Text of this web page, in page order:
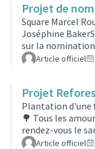
(janvier & avril
difficultés
quartier a
habitants et le …
Projet de
Square Marcel
Joséphine
sur la nomination
Jean au
de Marcel Roux
fils Georges
de Joséphine
ciel avec Jean-…
Article officiel
Projet
Plantation d'une
🌳 Tous les
rendez-vous le
et vendredi 25
Article officiel